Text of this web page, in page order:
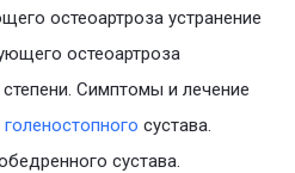
остеоартроза устранение
остеоартроза
Симптомы и лечение
голеностопного сустава.
сустава.